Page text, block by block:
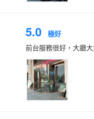
5.0
極好
前台服務很好，大廳